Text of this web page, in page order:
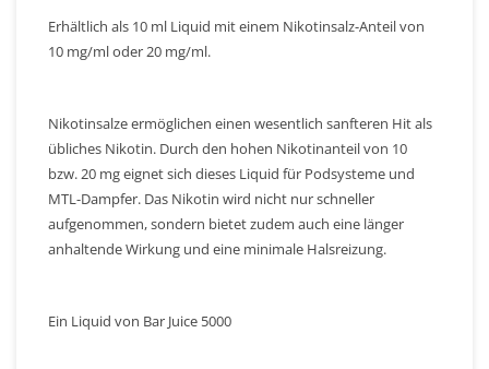
Erhältlich als 10 ml Liquid mit einem Nikotinsalz-Anteil von
10 mg/ml oder 20 mg/ml.
Nikotinsalze ermöglichen einen wesentlich sanfteren Hit als
übliches Nikotin. Durch den hohen Nikotinanteil von 10
bzw. 20 mg eignet sich dieses Liquid für Podsysteme und
MTL-Dampfer. Das Nikotin wird nicht nur schneller
aufgenommen, sondern bietet zudem auch eine länger
anhaltende Wirkung und eine minimale Halsreizung.
Ein Liquid von Bar Juice 5000